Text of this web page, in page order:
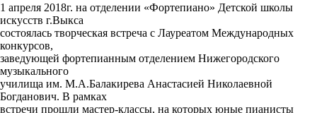
1 апреля 2018г. на отделении «Фортепиано» Детской школы
искусств г.Выкса
состоялась творческая встреча с Лауреатом Международных
конкурсов,
заведующей фортепианным отделением Нижегородского
музыкального
училища им. М.А.Балакирева Анастасией Николаевной
Богданович. В рамках
встречи прошли мастер-классы, на которых юные пианисты